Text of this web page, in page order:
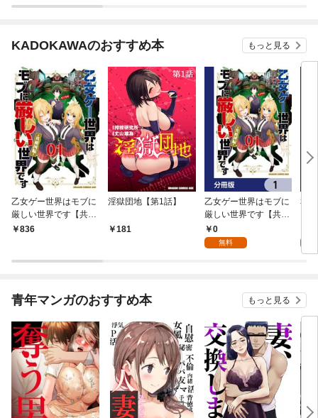
KADOKAWAのおすすめ本 もっと見る
乙女ゲー世界はモブに
厳しい世界です【共和
国編】 ０１
836
淫獄団地【第1話】
181
乙女ゲー世界はモブに
厳しい世界です【共和
国編】【分冊版】 1
0
無料
私
を
版
青年マンガのおすすめ本 もっと見る